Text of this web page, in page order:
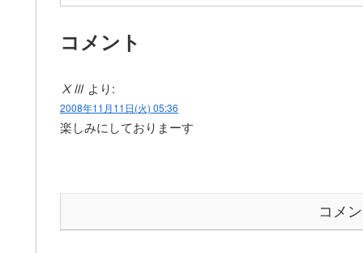
コメント
ⅩⅢ より:
2008年11月11日(火) 05:36
楽しみにしておりまーす
コメ